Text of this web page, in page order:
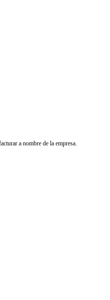
a nombre de la empresa.